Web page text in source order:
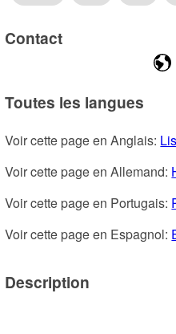
Contact
Toutes les langues
Voir cette page en Anglais:
Voir cette page en Allemand:
Voir cette page en Portugais:
Voir cette page en Espagnol:
Description